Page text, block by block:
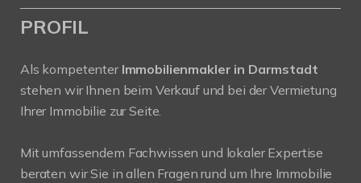
PROFIL
Als kompetenter Immobilienmakler in Darmstadt
stehen wir Ihnen beim Verkauf und bei der Vermietung
Ihrer Immobilie zur Seite.
Mit umfassendem Fachwissen und lokaler Expertise
beraten wir Sie in allen Fragen rund um Ihre Immobilie